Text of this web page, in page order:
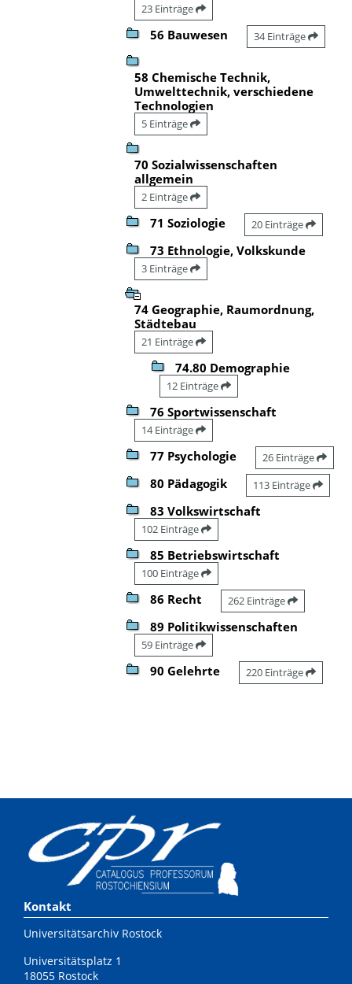
23 Einträge
56 Bauwesen 34 Einträge
58 Chemische Technik,
Umwelttechnik, verschiedene
Technologien
5 Einträge
70 Sozialwissenschaften
allgemein
2 Einträge
71 Soziologie 20 Einträge
73 Ethnologie, Volkskunde
3 Einträge
74 Geographie, Raumordnung,
Städtebau
21 Einträge
74.80 Demographie
12 Einträge
76 Sportwissenschaft
14 Einträge
77 Psychologie 26 Einträge
80 Pädagogik 113 Einträge
83 Volkswirtschaft
102 Einträge
85 Betriebswirtschaft
100 Einträge
86 Recht 262 Einträge
89 Politikwissenschaften
59 Einträge
90 Gelehrte 220 Einträge
Kontakt
Universitätsarchiv Rostock
Universitätsplatz 1
18055 Rostock